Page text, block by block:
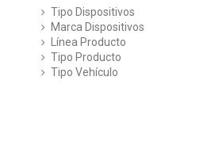
Tipo Dispositivos
Marca Dispositivos
Línea Producto
Tipo Producto
Tipo Vehículo